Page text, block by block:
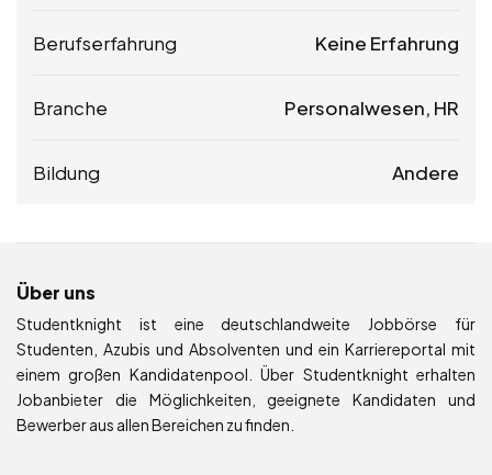
Berufserfahrung Keine Erfahrung
Branche Personalwesen, HR
Bildung Andere
Über uns
Studentknight ist eine deutschlandweite Jobbörse für
Studenten, Azubis und Absolventen und ein Karriereportal mit
einem großen Kandidatenpool. Über Studentknight erhalten
Jobanbieter die Möglichkeiten, geeignete Kandidaten und
Bewerber aus allen Bereichen zu finden.